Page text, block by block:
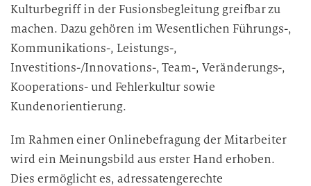
Kulturbegriff in der Fusionsbegleitung greifbar zu
machen. Dazu gehören im Wesentlichen Führungs-,
Kommunikations-, Leistungs-,
Investitions-/Innovations-, Team-, Veränderungs-,
Kooperations- und Fehlerkultur sowie
Kundenorientierung.
Im Rahmen einer Onlinebefragung der Mitarbeiter
wird ein Meinungsbild aus erster Hand erhoben.
Dies ermöglicht es, adressatengerechte